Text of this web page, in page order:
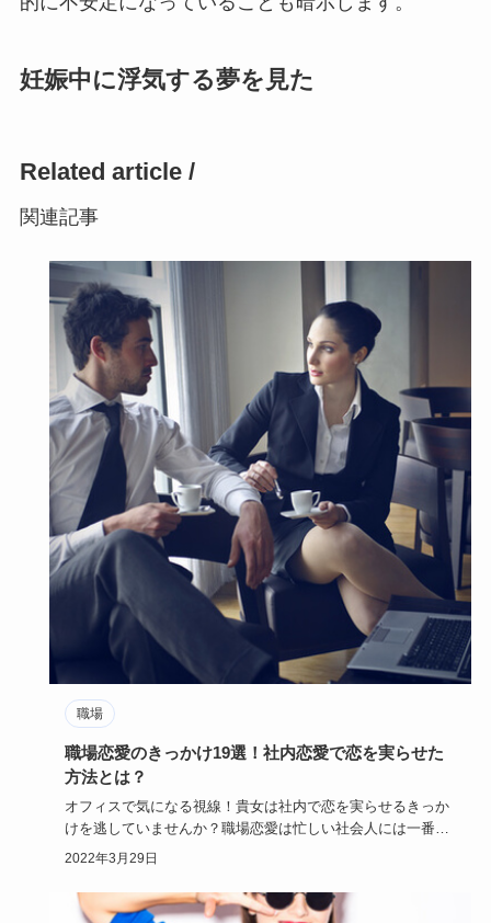
妊娠中に浮気する夢を見た
Related article /
関連記事
職場
職場恋愛のきっかけ19選！社内恋愛で恋を実らせた
方法とは？
オフィスで気になる視線！貴女は社内で恋を実らせるきっか
けを逃していませんか？職場恋愛は忙しい社会人には一番の
恋の近道でもあ…
2022年3月29日